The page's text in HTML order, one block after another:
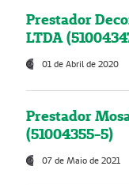
Prestador
LTDA
01 de Abril de 2020
Prestador
(51004355-5)
07 de Maio de 2021